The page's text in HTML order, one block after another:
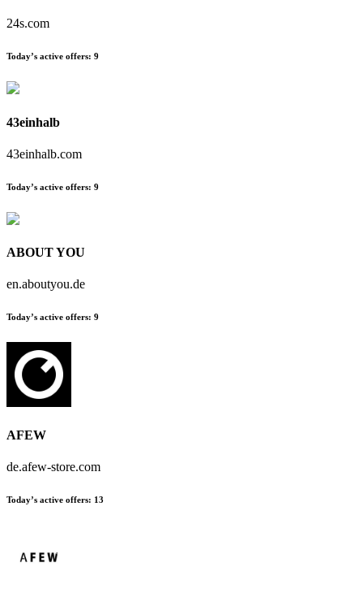
24s.com
Today’s active offers: 9
43einhalb
43einhalb.com
Today’s active offers: 9
ABOUT YOU
en.aboutyou.de
Today’s active offers: 9
AFEW
de.afew-store.com
Today’s active offers: 13